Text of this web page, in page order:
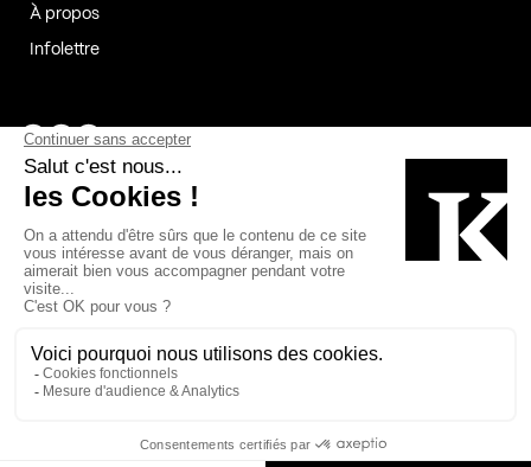
À propos
Infolettre
Page Facebook de Kollectif
Page Instagram de Kollectif
Page Linkedin de Kollectif
Bâtiment-Durable-Québec-1
Esquisses-1
MP-1 v2com-1